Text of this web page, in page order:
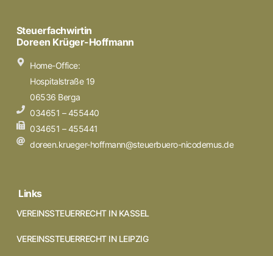
Steuerfachwirtin
Doreen Krüger-Hoffmann
Home-Office:
Hospitalstraße 19
06536 Berga
034651 – 455440
034651 – 455441
doreen.krueger-hoffmann@steuerbuero-nicodemus.de
Links
VEREINSSTEUERRECHT IN KASSEL
VEREINSSTEUERRECHT IN LEIPZIG